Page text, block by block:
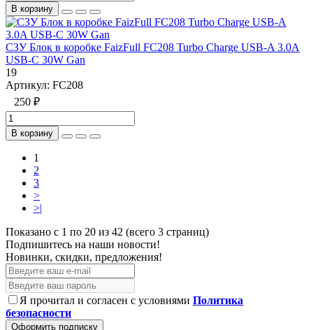
В корзину
СЗУ Блок в коробке FaizFull FC208 Turbo Charge USB-A 3.0A
USB-C 30W Gan
19
Артикул: FC208
250 ₽
В корзину
1
2
3
>
>|
Показано с 1 по 20 из 42 (всего 3 страниц)
Подпишитесь на наши новости!
Новинки, скидки, предложения!
Я прочитал и согласен с условиями Политика
безопасности
Оформить подписку